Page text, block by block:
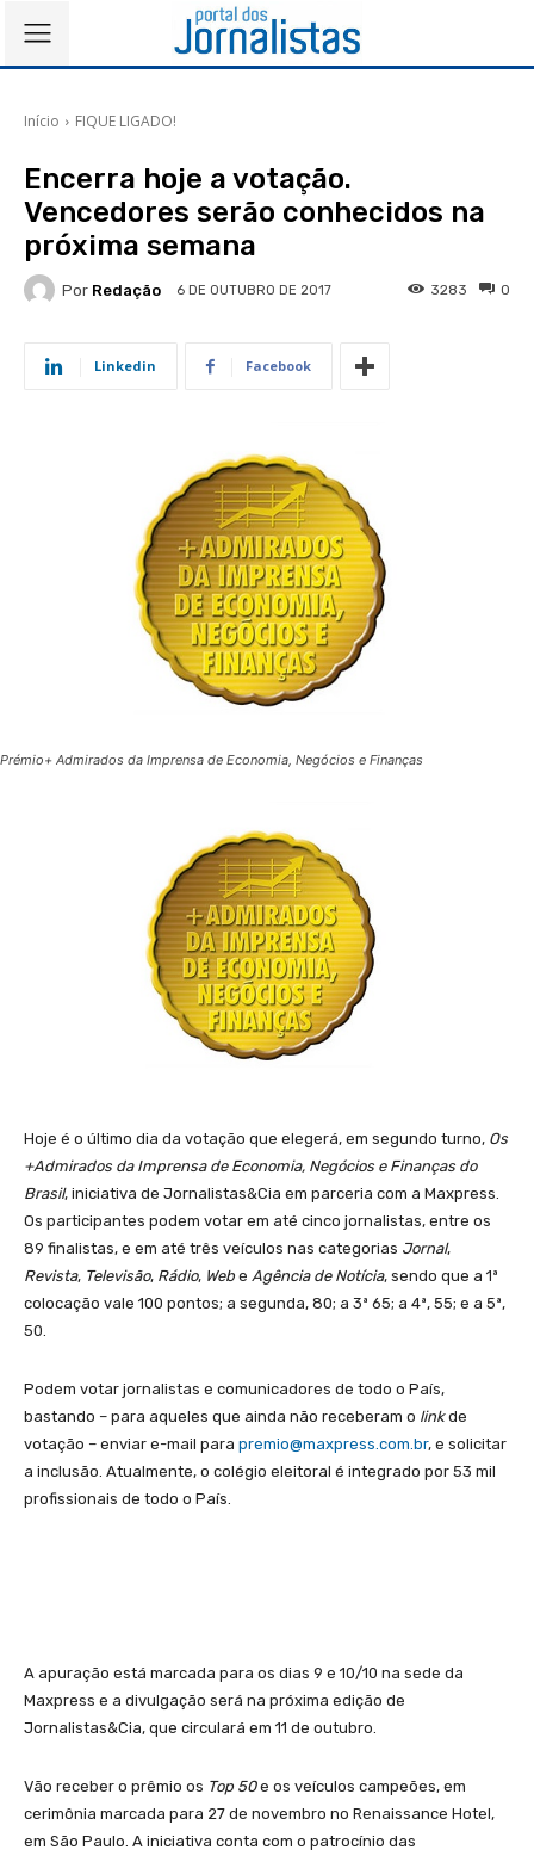
Início FIQUE LIGADO!
Encerra hoje a votação.
Vencedores serão conhecidos na
próxima semana
Por Redação 6 DE OUTUBRO DE 2017 0
3283
Linkedin Facebook
Prémio+ Admirados da Imprensa de Economia, Negócios e Finanças
Hoje é o último dia da votação que elegerá, em segundo turno, Os
+Admirados da Imprensa de Economia, Negócios e Finanças do
Brasil, iniciativa de Jornalistas&Cia em parceria com a Maxpress.
Os participantes podem votar em até cinco jornalistas, entre os
89 finalistas, e em até três veículos nas categorias Jornal,
Revista, Televisão, Rádio, Web e Agência de Notícia, sendo que a 1ª
colocação vale 100 pontos; a segunda, 80; a 3ª 65; a 4ª, 55; e a 5ª,
50.
Podem votar jornalistas e comunicadores de todo o País,
bastando – para aqueles que ainda não receberam o linkde
votação – enviar e-mail para premio@maxpress.com.br, e solicitar
a inclusão. Atualmente, o colégio eleitoral é integrado por 53 mil
profissionais de todo o País.
A apuração está marcada para os dias 9 e 10/10 na sede da
Maxpress e a divulgação será na próxima edição de
Jornalistas&Cia, que circulará em 11 de outubro.
Vão receber o prêmio os Top 50e os veículos campeões, em
cerimônia marcada para 27 de novembro no Renaissance Hotel,
em São Paulo. A iniciativa conta com o patrocínio das